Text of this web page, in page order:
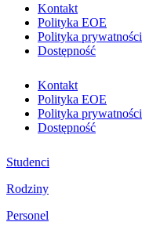
Kontakt
Polityka EOE
Polityka prywatności
Dostępność
Kontakt
Polityka EOE
Polityka prywatności
Dostępność
Studenci
Rodziny
Personel